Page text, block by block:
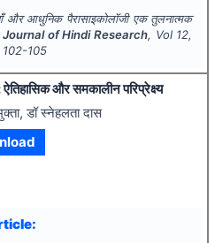
और आधुनिक पैरासाइकोलॉजी एक तुलनात्मक
of Hindi Research, Vol 12,
102-105
ऐतिहासिक और समकालीन परिप्रेक्ष्य
डॉ स्नेहलता दास